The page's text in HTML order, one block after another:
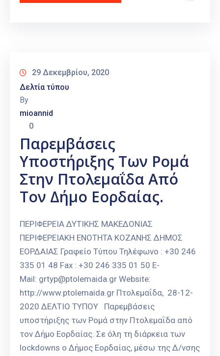
29 Δεκεμβρίου, 2020
Δελτία τύπου
By
mioannid
0
Παρεμβάσεις
Υποστήριξης Των Ρομά
Στην Πτολεμαΐδα Από
Τον Δήμο Εορδαίας.
ΠΕΡΙΦΕΡΕΙΑ ΔΥΤΙΚΗΣ ΜΑΚΕΔΟΝΙΑΣ
ΠΕΡΙΦΕΡΕΙΑΚΗ ΕΝΟΤΗΤΑ ΚΟΖΑΝΗΣ ΔΗΜΟΣ
ΕΟΡΔΑΙΑΣ Γραφείο Τύπου Τηλέφωνο : +30 246
335 01 48 Fax : +30 246 335 01 50 E-
Mail: grtyp@ptolemaida.gr Website:
http://www.ptolemaida.gr Πτολεμαΐδα, 28-12-
2020 ΔΕΛΤΙΟ ΤΥΠΟΥ Παρεμβάσεις
υποστήριξης των Ρομά στην Πτολεμαΐδα από
τον Δήμο Εορδαίας. Σε όλη τη διάρκεια των
lockdowns ο Δήμος Εορδαίας, μέσω της Δ/νσης